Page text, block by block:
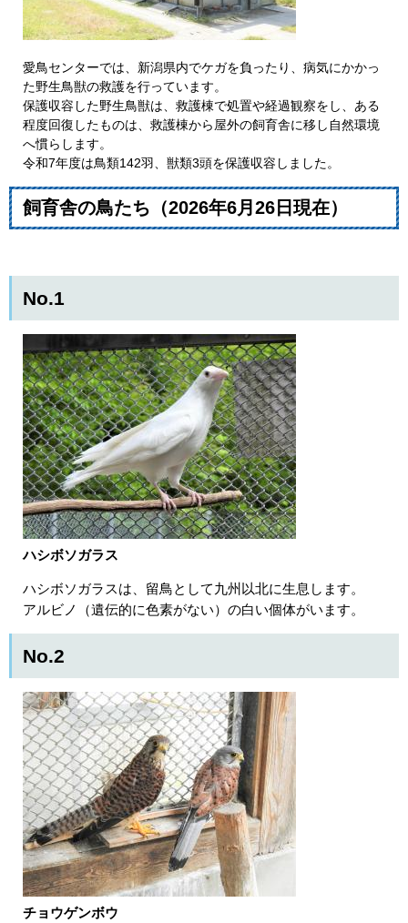
愛鳥センターでは、新潟県内でケガを負ったり、病気にかかっ
た野生鳥獣の救護を行っています。
保護収容した野生鳥獣は、救護棟で処置や経過観察をし、ある
程度回復したものは、救護棟から屋外の飼育舎に移し自然環境
へ慣らします。
令和7年度は鳥類142羽、獣類3頭を保護収容しました。
飼育舎の鳥たち（2026年6月26日現在）
No.1
ハシボソガラス
ハシボソガラスは、留鳥として九州以北に生息します。
アルビノ（遺伝的に色素がない）の白い個体がいます。
No.2
チョウゲンボウ